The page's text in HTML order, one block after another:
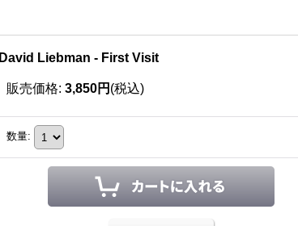
David Liebman - First Visit
販売価格: 3,850円 (税込)
数量: